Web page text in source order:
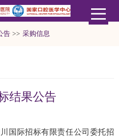
告 >> 采购信息
结果公告
国际招标有限责任公司委托招